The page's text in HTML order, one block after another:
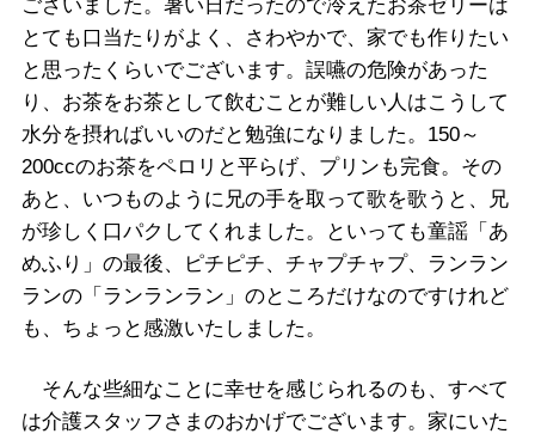
ございました。暑い日だったので冷えたお茶ゼリーは
とても口当たりがよく、さわやかで、家でも作りたい
と思ったくらいでございます。誤嚥の危険があった
り、お茶をお茶として飲むことが難しい人はこうして
水分を摂ればいいのだと勉強になりました。150～
200ccのお茶をペロリと平らげ、プリンも完食。その
あと、いつものように兄の手を取って歌を歌うと、兄
が珍しく口パクしてくれました。といっても童謡「あ
めふり」の最後、ピチピチ、チャプチャプ、ランラン
ランの「ランランラン」のところだけなのですけれど
も、ちょっと感激いたしました。
そんな些細なことに幸せを感じられるのも、すべて
は介護スタッフさまのおかげでございます。家にいた